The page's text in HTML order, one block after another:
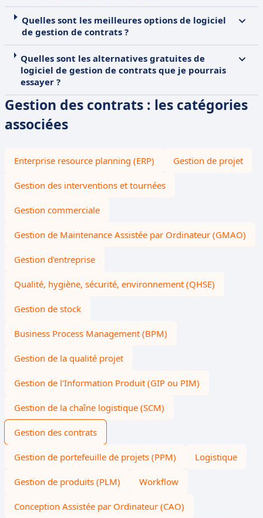
Quelles sont les meilleures options de logiciel
de gestion de contrats ?
Quelles sont les alternatives gratuites de
logiciel de gestion de contrats que je pourrais
essayer ?
Gestion des contrats : les catégories
associées
Enterprise resource planning (ERP) Gestion de projet
Gestion des interventions et tournées
Gestion commerciale
Gestion de Maintenance Assistée par Ordinateur (GMAO)
Gestion d'entreprise
Qualité, hygiène, sécurité, environnement (QHSE)
Gestion de stock
Business Process Management (BPM)
Gestion de la qualité projet
Gestion de l'Information Produit (GIP ou PIM)
Gestion de la chaîne logistique (SCM)
Gestion des contrats
Gestion de portefeuille de projets (PPM) Logistique
Gestion de produits (PLM) Workflow
Conception Assistée par Ordinateur (CAO)